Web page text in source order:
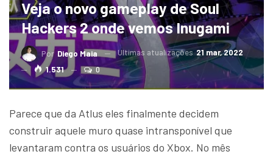
Veja o novo gameplay de Soul
Hackers 2 onde vemos Inugami
Por Diego Maia Ultimas atualizações 21 mar, 2022
1.531
0
Parece que da Atlus eles finalmente decidem
construir aquele muro quase intransponível que
levantaram contra os usuários do Xbox. No mês